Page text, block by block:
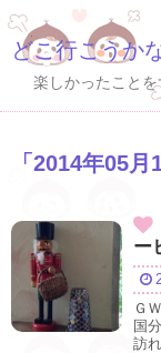
どこ行こうか
楽しかったことを
「 2014年05月
ー
Ｇ
国
訪